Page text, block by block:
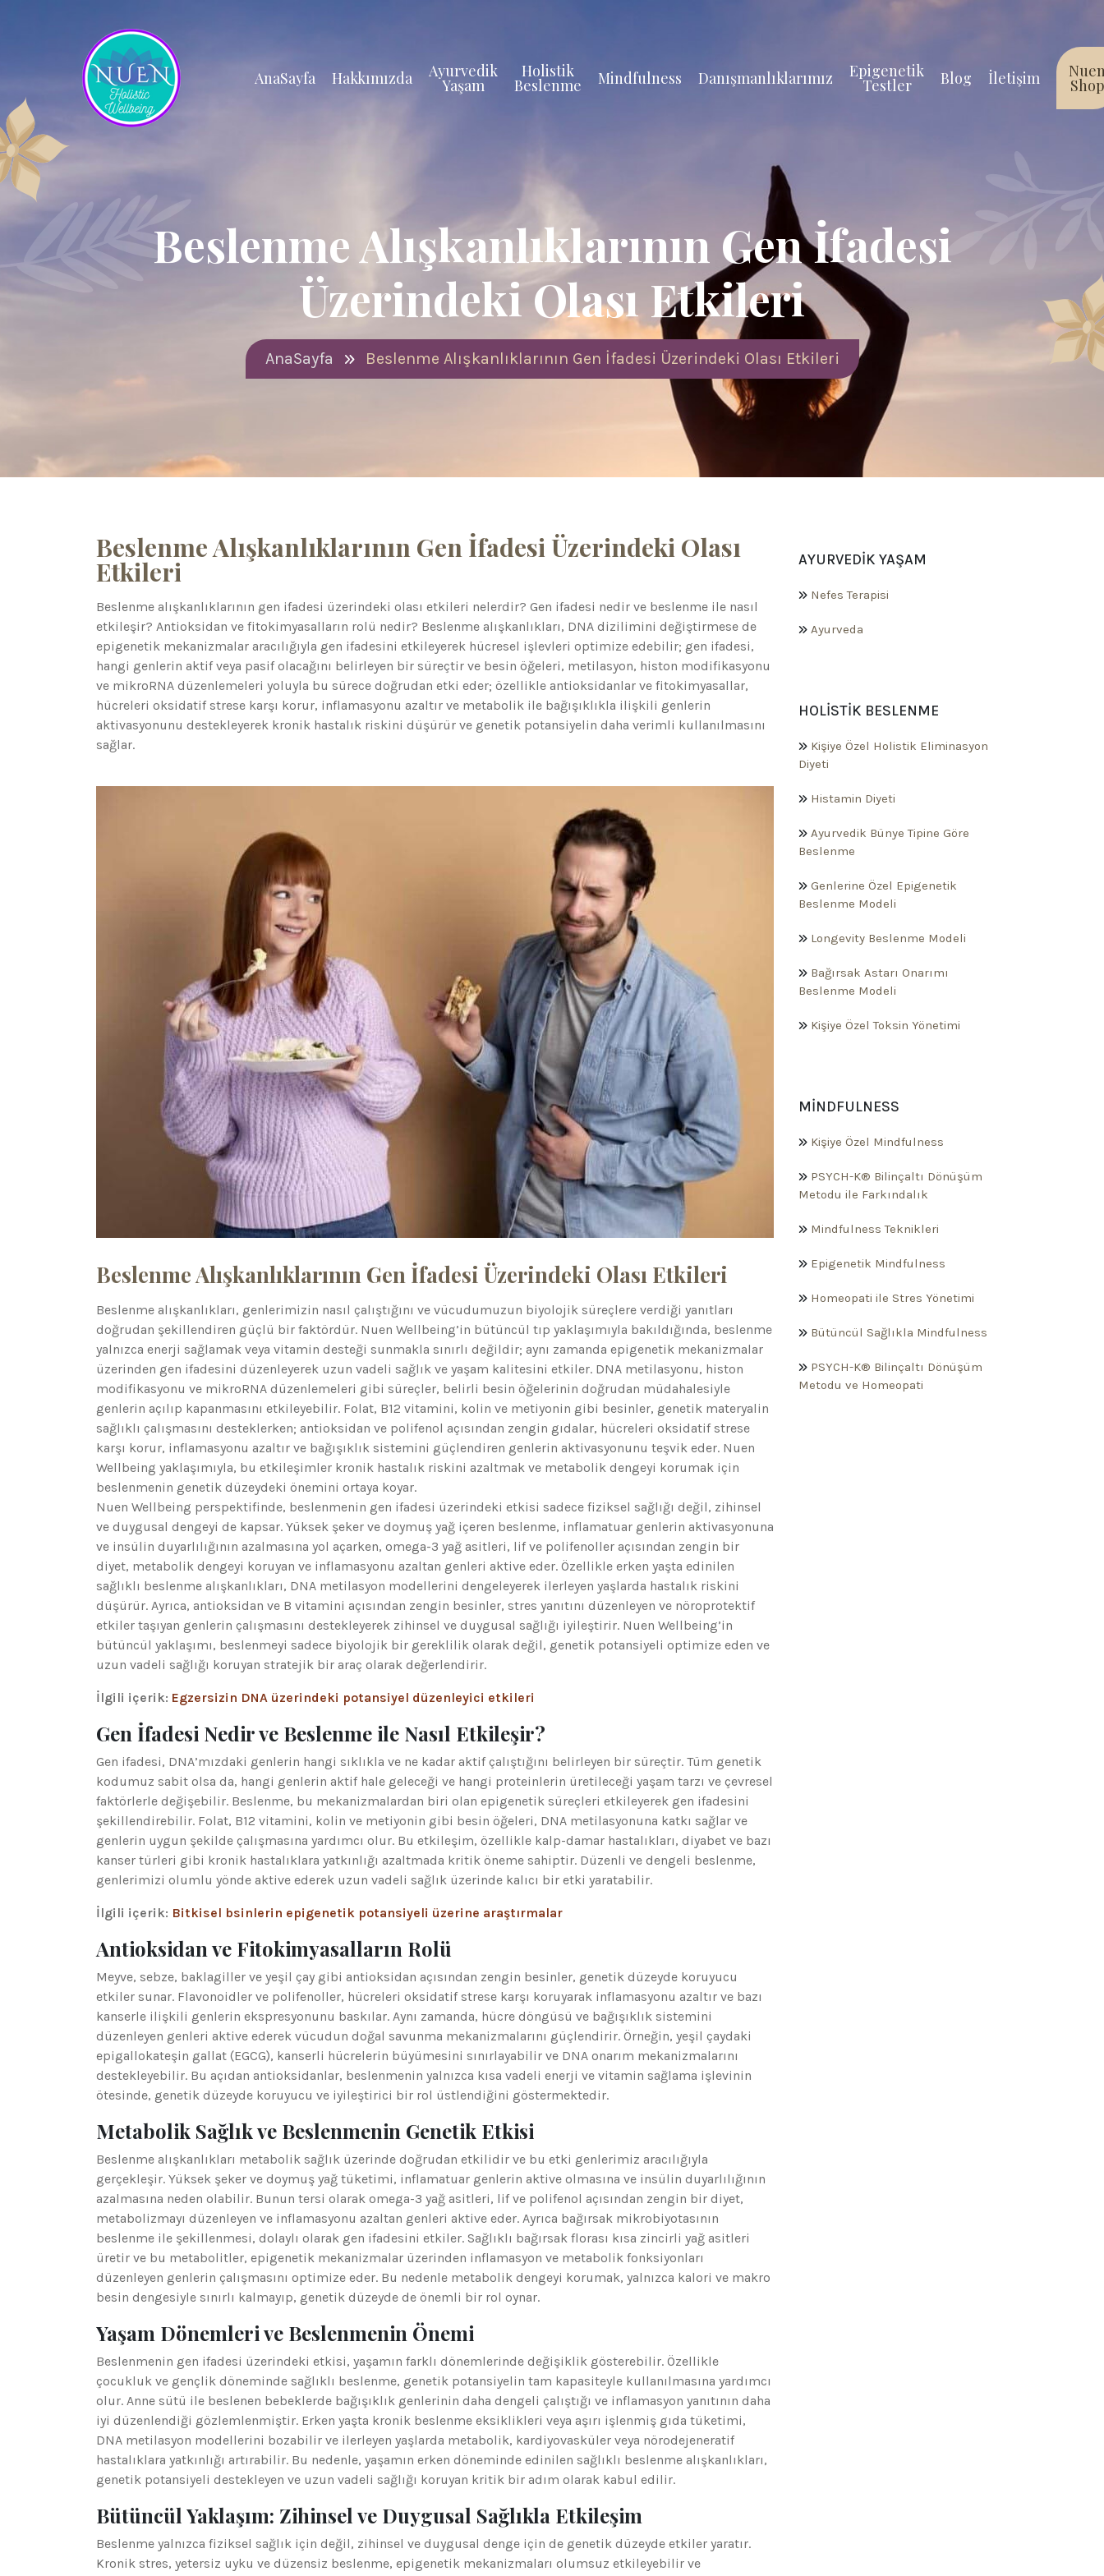
AnaSayfa Hakkımızda Ayurvedik
Yaşam
Holistik
Beslenme Mindfulness Danışmanlıklarımız Epigenetik
Testler Blog İletişim Shop
Beslenme Alışkanlıklarının Gen İfadesi
Üzerindeki Olası Etkileri
AnaSayfa Beslenme Alışkanlıklarının Gen İfadesi Üzerindeki Olası Etkileri
Beslenme Alışkanlıklarının Gen İfadesi Üzerindeki Olası
Etkileri
Beslenme alışkanlıklarının gen ifadesi üzerindeki olası etkileri nelerdir? Gen ifadesi nedir ve beslenme ile nasıl
etkileşir? Antioksidan ve fitokimyasalların rolü nedir? Beslenme alışkanlıkları, DNA dizilimini değiştirmese de
epigenetik mekanizmalar aracılığıyla gen ifadesini etkileyerek hücresel işlevleri optimize edebilir; gen ifadesi,
hangi genlerin aktif veya pasif olacağını belirleyen bir süreçtir ve besin öğeleri, metilasyon, histon modifikasyonu
ve mikroRNA düzenlemeleri yoluyla bu sürece doğrudan etki eder; özellikle antioksidanlar ve fitokimyasallar,
hücreleri oksidatif strese karşı korur, inflamasyonu azaltır ve metabolik ile bağışıklıkla ilişkili genlerin
aktivasyonunu destekleyerek kronik hastalık riskini düşürür ve genetik potansiyelin daha verimli kullanılmasını
sağlar.
Beslenme Alışkanlıklarının Gen İfadesi Üzerindeki Olası Etkileri
Beslenme alışkanlıkları, genlerimizin nasıl çalıştığını ve vücudumuzun biyolojik süreçlere verdiği yanıtları
doğrudan şekillendiren güçlü bir faktördür. Nuen Wellbeing’in bütüncül tıp yaklaşımıyla bakıldığında, beslenme
yalnızca enerji sağlamak veya vitamin desteği sunmakla sınırlı değildir; aynı zamanda epigenetik mekanizmalar
üzerinden gen ifadesini düzenleyerek uzun vadeli sağlık ve yaşam kalitesini etkiler. DNA metilasyonu, histon
modifikasyonu ve mikroRNA düzenlemeleri gibi süreçler, belirli besin öğelerinin doğrudan müdahalesiyle
genlerin açılıp kapanmasını etkileyebilir. Folat, B12 vitamini, kolin ve metiyonin gibi besinler, genetik materyalin
sağlıklı çalışmasını desteklerken; antioksidan ve polifenol açısından zengin gıdalar, hücreleri oksidatif strese
karşı korur, inflamasyonu azaltır ve bağışıklık sistemini güçlendiren genlerin aktivasyonunu teşvik eder. Nuen
Wellbeing yaklaşımıyla, bu etkileşimler kronik hastalık riskini azaltmak ve metabolik dengeyi korumak için
beslenmenin genetik düzeydeki önemini ortaya koyar.
Nuen Wellbeing perspektifinde, beslenmenin gen ifadesi üzerindeki etkisi sadece fiziksel sağlığı değil, zihinsel
ve duygusal dengeyi de kapsar. Yüksek şeker ve doymuş yağ içeren beslenme, inflamatuar genlerin aktivasyonuna
ve insülin duyarlılığının azalmasına yol açarken, omega-3 yağ asitleri, lif ve polifenoller açısından zengin bir
diyet, metabolik dengeyi koruyan ve inflamasyonu azaltan genleri aktive eder. Özellikle erken yaşta edinilen
sağlıklı beslenme alışkanlıkları, DNA metilasyon modellerini dengeleyerek ilerleyen yaşlarda hastalık riskini
düşürür. Ayrıca, antioksidan ve B vitamini açısından zengin besinler, stres yanıtını düzenleyen ve nöroprotektif
etkiler taşıyan genlerin çalışmasını destekleyerek zihinsel ve duygusal sağlığı iyileştirir. Nuen Wellbeing’in
bütüncül yaklaşımı, beslenmeyi sadece biyolojik bir gereklilik olarak değil, genetik potansiyeli optimize eden ve
uzun vadeli sağlığı koruyan stratejik bir araç olarak değerlendirir.
İlgili içerik: Egzersizin DNA üzerindeki potansiyel düzenleyici etkileri
Gen İfadesi Nedir ve Beslenme ile Nasıl Etkileşir?
Gen ifadesi, DNA’mızdaki genlerin hangi sıklıkla ve ne kadar aktif çalıştığını belirleyen bir süreçtir. Tüm genetik
kodumuz sabit olsa da, hangi genlerin aktif hale geleceği ve hangi proteinlerin üretileceği yaşam tarzı ve çevresel
faktörlerle değişebilir. Beslenme, bu mekanizmalardan biri olan epigenetik süreçleri etkileyerek gen ifadesini
şekillendirebilir. Folat, B12 vitamini, kolin ve metiyonin gibi besin öğeleri, DNA metilasyonuna katkı sağlar ve
genlerin uygun şekilde çalışmasına yardımcı olur. Bu etkileşim, özellikle kalp-damar hastalıkları, diyabet ve bazı
kanser türleri gibi kronik hastalıklara yatkınlığı azaltmada kritik öneme sahiptir. Düzenli ve dengeli beslenme,
genlerimizi olumlu yönde aktive ederek uzun vadeli sağlık üzerinde kalıcı bir etki yaratabilir.
İlgili içerik: Bitkisel bsinlerin epigenetik potansiyeli üzerine araştırmalar
Antioksidan ve Fitokimyasalların Rolü
Meyve, sebze, baklagiller ve yeşil çay gibi antioksidan açısından zengin besinler, genetik düzeyde koruyucu
etkiler sunar. Flavonoidler ve polifenoller, hücreleri oksidatif strese karşı koruyarak inflamasyonu azaltır ve bazı
kanserle ilişkili genlerin ekspresyonunu baskılar. Aynı zamanda, hücre döngüsü ve bağışıklık sistemini
düzenleyen genleri aktive ederek vücudun doğal savunma mekanizmalarını güçlendirir. Örneğin, yeşil çaydaki
epigallokateşin gallat (EGCG), kanserli hücrelerin büyümesini sınırlayabilir ve DNA onarım mekanizmalarını
destekleyebilir. Bu açıdan antioksidanlar, beslenmenin yalnızca kısa vadeli enerji ve vitamin sağlama işlevinin
ötesinde, genetik düzeyde koruyucu ve iyileştirici bir rol üstlendiğini göstermektedir.
Metabolik Sağlık ve Beslenmenin Genetik Etkisi
Beslenme alışkanlıkları metabolik sağlık üzerinde doğrudan etkilidir ve bu etki genlerimiz aracılığıyla
gerçekleşir. Yüksek şeker ve doymuş yağ tüketimi, inflamatuar genlerin aktive olmasına ve insülin duyarlılığının
azalmasına neden olabilir. Bunun tersi olarak omega-3 yağ asitleri, lif ve polifenol açısından zengin bir diyet,
metabolizmayı düzenleyen ve inflamasyonu azaltan genleri aktive eder. Ayrıca bağırsak mikrobiyotasının
beslenme ile şekillenmesi, dolaylı olarak gen ifadesini etkiler. Sağlıklı bağırsak florası kısa zincirli yağ asitleri
üretir ve bu metabolitler, epigenetik mekanizmalar üzerinden inflamasyon ve metabolik fonksiyonları
düzenleyen genlerin çalışmasını optimize eder. Bu nedenle metabolik dengeyi korumak, yalnızca kalori ve makro
besin dengesiyle sınırlı kalmayıp, genetik düzeyde de önemli bir rol oynar.
Yaşam Dönemleri ve Beslenmenin Önemi
Beslenmenin gen ifadesi üzerindeki etkisi, yaşamın farklı dönemlerinde değişiklik gösterebilir. Özellikle
çocukluk ve gençlik döneminde sağlıklı beslenme, genetik potansiyelin tam kapasiteyle kullanılmasına yardımcı
olur. Anne sütü ile beslenen bebeklerde bağışıklık genlerinin daha dengeli çalıştığı ve inflamasyon yanıtının daha
iyi düzenlendiği gözlemlenmiştir. Erken yaşta kronik beslenme eksiklikleri veya aşırı işlenmiş gıda tüketimi,
DNA metilasyon modellerini bozabilir ve ilerleyen yaşlarda metabolik, kardiyovasküler veya nörodejeneratif
hastalıklara yatkınlığı artırabilir. Bu nedenle, yaşamın erken döneminde edinilen sağlıklı beslenme alışkanlıkları,
genetik potansiyeli destekleyen ve uzun vadeli sağlığı koruyan kritik bir adım olarak kabul edilir.
Bütüncül Yaklaşım: Zihinsel ve Duygusal Sağlıkla Etkileşim
Beslenme yalnızca fiziksel sağlık için değil, zihinsel ve duygusal denge için de genetik düzeyde etkiler yaratır.
Kronik stres, yetersiz uyku ve düzensiz beslenme, epigenetik mekanizmaları olumsuz etkileyebilir ve
AYURVEDIK YAŞAM
Nefes Terapisi
Ayurveda
HOLISTIK BESLENME
Kişiye Özel Holistik Eliminasyon
Diyeti
Histamin Diyeti
Ayurvedik Bünye Tipine Göre
Beslenme
Genlerine Özel Epigenetik
Beslenme Modeli
Longevity Beslenme Modeli
Bağırsak Astarı Onarımı
Beslenme Modeli
Kişiye Özel Toksin Yönetimi
MINDFULNESS
Kişiye Özel Mindfulness
PSYCH-K® Bilinçaltı Dönüşüm
Metodu ile Farkındalık
Mindfulness Teknikleri
Epigenetik Mindfulness
Homeopati ile Stres Yönetimi
Bütüncül Sağlıkla Mindfulness
PSYCH-K® Bilinçaltı Dönüşüm
Metodu ve Homeopati